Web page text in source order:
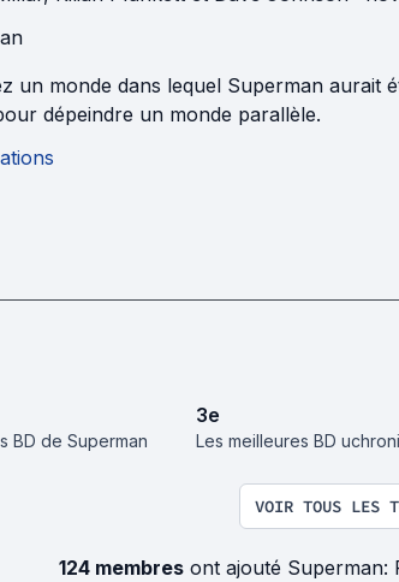
un monde dans lequel Superman aurait
dépeindre un monde parallèle.
BD de Superman
3e
Les meilleures BD
VOIR TOUS LES
124 membresont ajouté Superman: